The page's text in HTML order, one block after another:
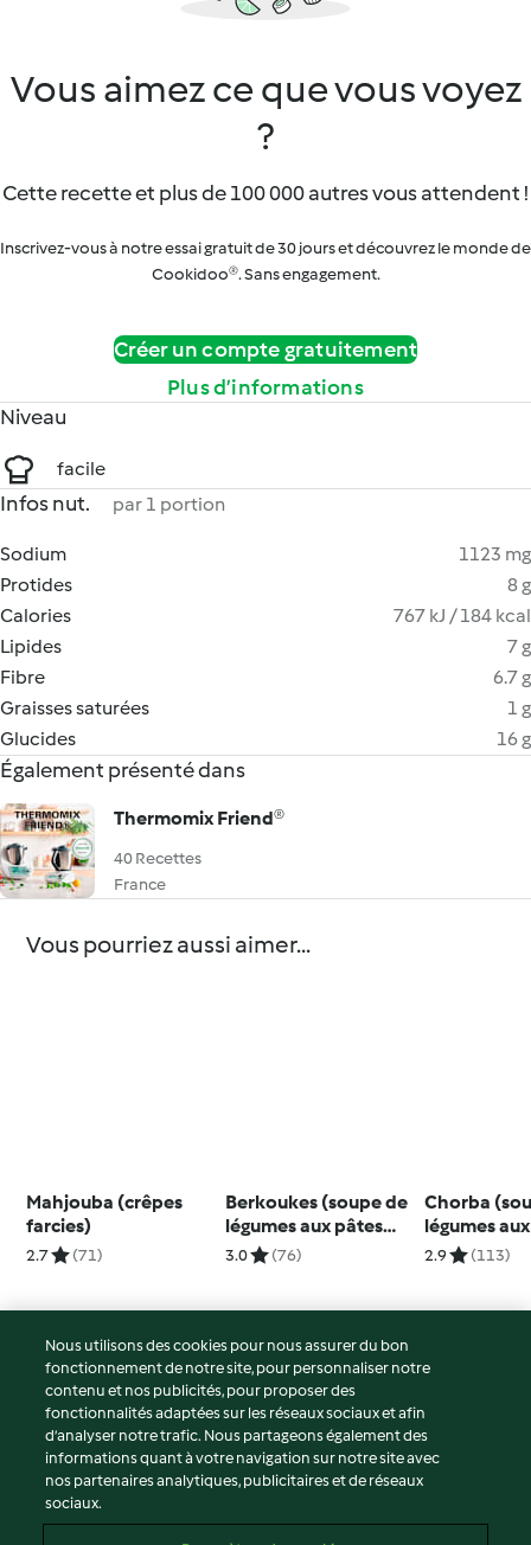
Vous aimez ce que vous voyez
?
Cette recette et plus de 100 000 autres vous attendent !
Inscrivez-vous à notre essai gratuit de 30 jours et découvrez le monde de
Cookidoo®. Sans engagement.
Créer un compte gratuitement
Plus d’informations
Niveau
facile
Infos nut. par 1 portion
Sodium
1123 mg
Protides
8 g
Calories
767 kJ / 184 kcal
Lipides
7 g
Fibre
6.7 g
Graisses saturées
1 g
Glucides
16 g
Également présenté dans
Thermomix Friend®
40 Recettes
France
Vous pourriez aussi aimer...
Mahjouba (crêpes
farcies)
2.7 (71)
Berkoukes (soupe de
légumes aux pâtes
plomb)
3.0 (76)
Chorba
légumes
aux pois
2.9 (113)
© Copyright 2026
Conditions d'utilisation
Politique de confidentialité
Non-responsabilité
Mentions légales
Nous utilisons des cookies pour nous assurer du bon
fonctionnement de notre site, pour personnaliser notre
contenu et nos publicités, pour proposer des
fonctionnalités adaptées sur les réseaux sociaux et afin
d’analyser notre trafic. Nous partageons également des
informations quant à votre navigation sur notre site avec
nos partenaires analytiques, publicitaires et de réseaux
sociaux.